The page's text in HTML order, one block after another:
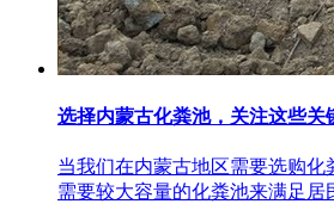
选择内蒙古化粪池，关注这些关
当我们在内蒙古地区需要选购
需要较大容量的化粪池来满足居